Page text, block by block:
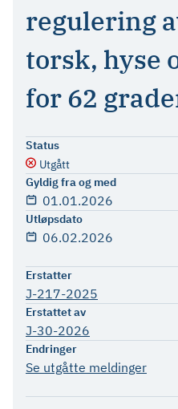
regulering
torsk, hyse
for 62
Status
Utgått
Gyldig fra og med
01.01.2026
Utløpsdato
06.02.2026
Erstatter
J-217-2025
Erstattet av
J-30-2026
Endringer
Se utgåtte meldinger